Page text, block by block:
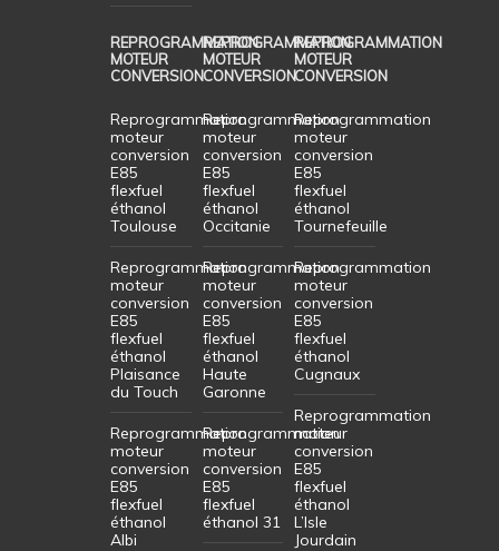
REPROGRAMMATION
MOTEUR
CONVERSION
Reprogrammation
moteur
conversion
E85
flexfuel
éthanol
Toulouse
Reprogrammation
moteur
conversion
E85
flexfuel
éthanol
Plaisance
du Touch
Reprogrammation
moteur
conversion
E85
flexfuel
éthanol
Albi
REPROGRAMMATION
MOTEUR
CONVERSION
Reprogrammation
moteur
conversion
E85
flexfuel
éthanol
Occitanie
Reprogrammation
moteur
conversion
E85
flexfuel
éthanol
Haute
Garonne
Reprogrammation
moteur
conversion
E85
flexfuel
éthanol 31
REPROGRAMMATION
MOTEUR
CONVERSION
Reprogrammation
moteur
conversion
E85
flexfuel
éthanol
Tournefeuille
Reprogrammation
moteur
conversion
E85
flexfuel
éthanol
Cugnaux
Reprogrammation
moteur
conversion
E85
flexfuel
éthanol
L’Isle
Jourdain